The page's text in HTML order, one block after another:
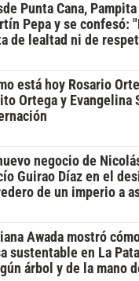
Punta Cana,
Pepa y se confesó:
de lealtad ni de
está hoy Rosario
Ortega y Evangelina
negocio de
Guirao Díaz en el
de un imperio a
Awada mostró
sustentable en La
árbol y de la mano